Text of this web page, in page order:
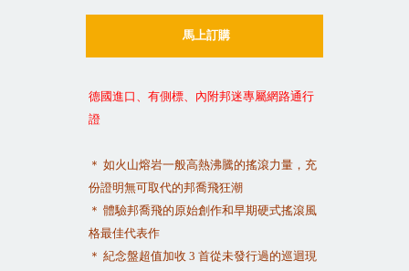
馬上訂購
德國進口、有側標、內附邦迷專屬網路通行
證
＊ 如火山熔岩一般高熱沸騰的搖滾力量，充
份證明無可取代的邦喬飛狂潮
＊ 體驗邦喬飛的原始創作和早期硬式搖滾風
格最佳代表作
＊ 紀念盤超值加收 3 首從未發行過的巡迴現